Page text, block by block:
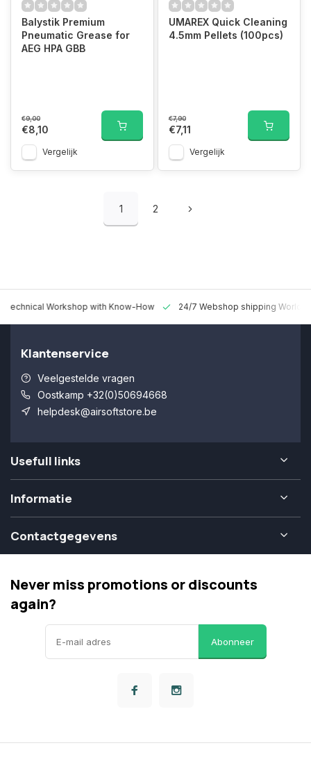
Balystik Premium
Pneumatic Grease for
AEG HPA GBB
€9,00
€8,10
Vergelijk
UMAREX Quick Cleaning
4.5mm Pellets (100pcs)
€7,90
€7,11
Vergelijk
1 2
Technical Workshop with Know-How 24/7 Webshop shipping
Klantenservice
Veelgestelde vragen
Oostkamp +32(0)50694668
helpdesk@airsoftstore.be
Usefull links
Informatie
Contactgegevens
Never miss promotions or discounts
again?
Abonneer